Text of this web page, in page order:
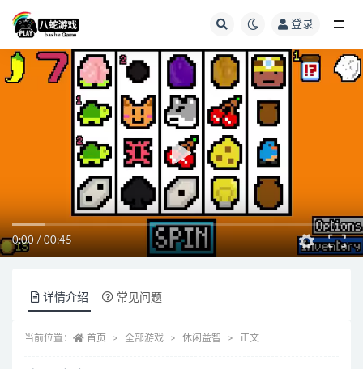
登录
0:00 / 00:45
详情介绍 常见问题
当前位置： 首页 全部游戏 休闲益智 正文